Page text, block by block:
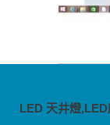
LED 天井燈